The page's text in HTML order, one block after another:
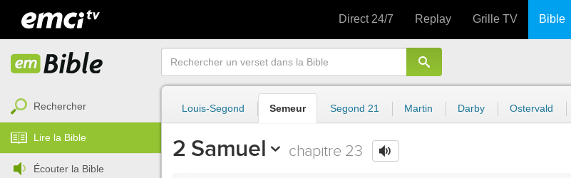
Direct 24/7 Replay Grille TV Bible
Rechercher
Lire la Bible
Écouter la Bible
Louis-Segond Semeur Segond 21 Martin Darby Ostervald
2 Samuel chapitre 23